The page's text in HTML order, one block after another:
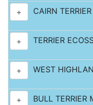
+ CAIRN TERRIER
+ TERRIER
+ WEST
+ BULL TERRIER